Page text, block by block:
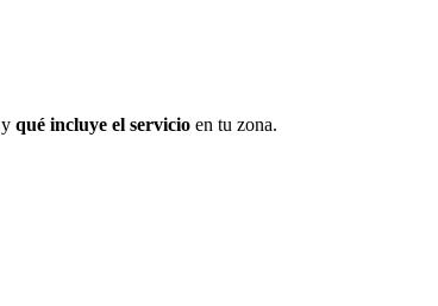
y qué incluye el servicio en tu zona.